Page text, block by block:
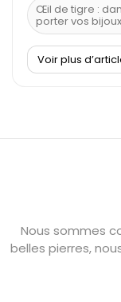
Œil de tigre :
porter vos
À quel poignet
Découvrez le
Bienfaits de la
L’améthyste
Chrysocolle :
Obsidienne
Voir plus
Nous sommes
belles pierres,